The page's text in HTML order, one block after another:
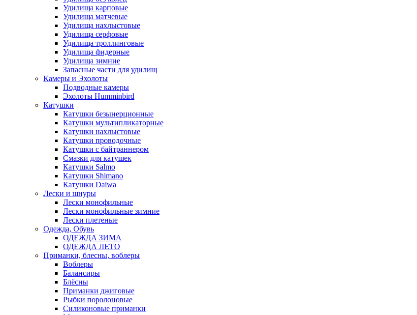
Удилища карповые
Удилища матчевые
Удилища нахлыстовые
Удилища серфовые
Удилища троллинговые
Удилища фидерные
Удилища зимние
Запасные части для удилищ
Камеры и Эхолоты
Подводные камеры
Эхолоты Humminbird
Катушки
Катушки безынерционные
Катушки мультипликаторные
Катушки нахлыстовые
Катушки проводочные
Катушки с байтраннером
Смазки для катушек
Катушки Salmo
Катушки Shimano
Катушки Daiwa
Лески и шнуры
Лески монофильные
Лески монофильные зимние
Лески плетеные
Одежда, Обувь
ОДЕЖДА ЗИМА
ОДЕЖДА ЛЕТО
Приманки, блесны, воблеры
Воблеры
Балансиры
Блёсны
Приманки джиговые
Рыбки поролоновые
Силиконовые приманки